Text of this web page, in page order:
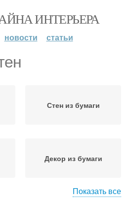
ИНТЕРЬЕРА
новости статьи
Стен из бумаги
Декор из бумаги
Показать все